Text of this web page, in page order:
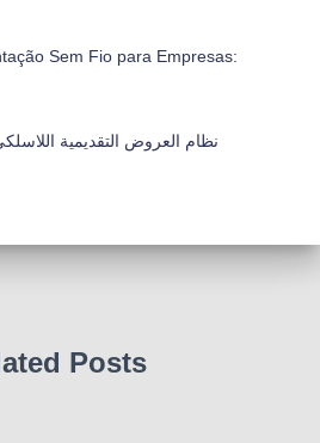
Sem Fio para Empresas:
نظام العروض التقديمية
Posts